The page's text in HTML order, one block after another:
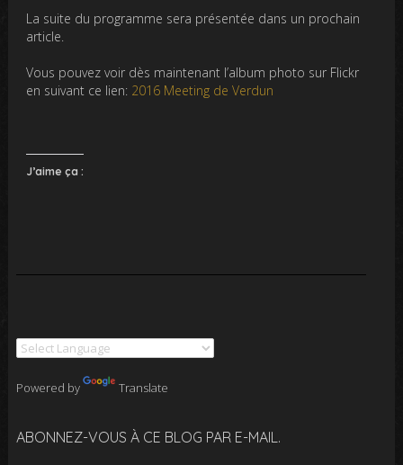
La suite du programme sera présentée dans un prochain
article.
Vous pouvez voir dès maintenant l’album photo sur Flickr
en suivant ce lien: 2016 Meeting de Verdun
J’aime ça :
Powered by Translate
ABONNEZ-VOUS À CE BLOG PAR E-MAIL.